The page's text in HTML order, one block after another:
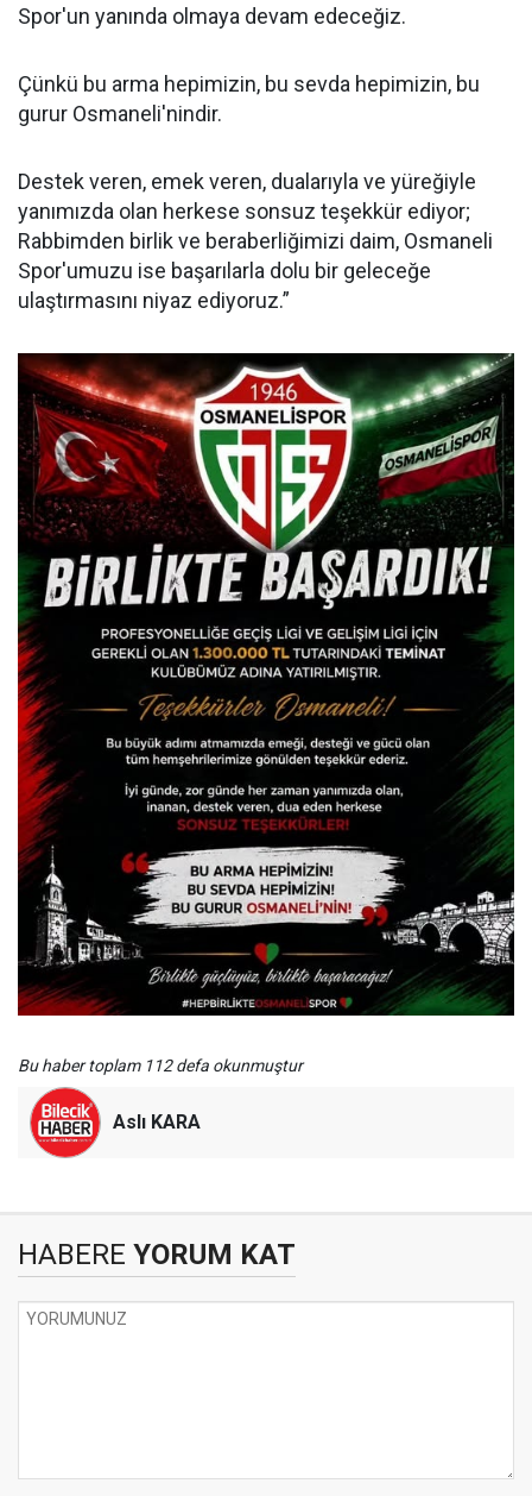
Spor'un yanında olmaya devam edeceğiz.
Çünkü bu arma hepimizin, bu sevda hepimizin, bu
gurur Osmaneli'nindir.
Destek veren, emek veren, dualarıyla ve yüreğiyle
yanımızda olan herkese sonsuz teşekkür ediyor;
Rabbimden birlik ve beraberliğimizi daim, Osmaneli
Spor'umuzu ise başarılarla dolu bir geleceğe
ulaştırmasını niyaz ediyoruz.”
Bu haber toplam 112 defa okunmuştur
Aslı KARA
HABERE YORUM KAT